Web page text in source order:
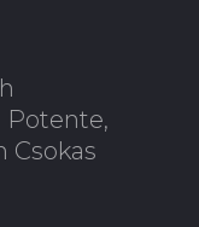
Potente,
Csokas